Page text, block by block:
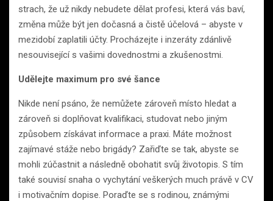
strach, že už nikdy nebudete dělat profesi, která vás baví,
změna může být jen dočasná a čistě účelová – abyste v
mezidobí zaplatili účty. Procházejte i inzeráty zdánlivě
nesouvisející s vašimi dovednostmi a zkušenostmi.
Udělejte maximum pro své šance
Nikde není psáno, že nemůžete zároveň místo hledat a
zároveň si doplňovat kvalifikaci, studovat nebo jiným
způsobem získávat informace a praxi. Máte možnost
zajímavé stáže nebo brigády? Zařiďte se tak, abyste se
mohli zúčastnit a následně obohatit svůj životopis. S tím
také souvisí snaha o vychytání veškerých much právě v CV
i motivačním dopise. Poraďte se s rodinou, známými